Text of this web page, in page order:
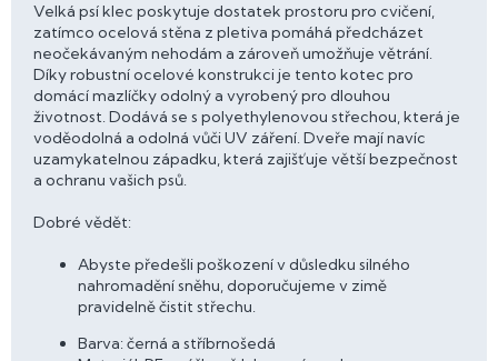
Velká psí klec poskytuje dostatek prostoru pro cvičení,
zatímco ocelová stěna z pletiva pomáhá předcházet
neočekávaným nehodám a zároveň umožňuje větrání.
Díky robustní ocelové konstrukci je tento kotec pro
domácí mazlíčky odolný a vyrobený pro dlouhou
životnost. Dodává se s polyethylenovou střechou, která je
voděodolná a odolná vůči UV záření. Dveře mají navíc
uzamykatelnou západku, která zajišťuje větší bezpečnost
a ochranu vašich psů.
Dobré vědět:
Abyste předešli poškození v důsledku silného
nahromadění sněhu, doporučujeme v zimě
pravidelně čistit střechu.
Barva: černá a stříbrnošedá